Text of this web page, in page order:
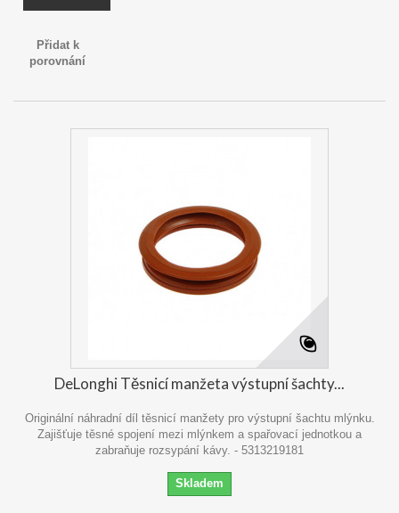
Přidat k
porovnání
DeLonghi Těsnicí manžeta výstupní šachty...
Originální náhradní díl těsnicí manžety pro výstupní šachtu mlýnku.
Zajišťuje těsné spojení mezi mlýnkem a spařovací jednotkou a
zabraňuje rozsypání kávy. - 5313219181
Skladem